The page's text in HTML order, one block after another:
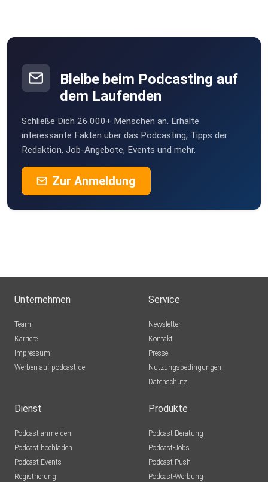
Bleibe beim Podcasting auf
dem Laufenden
Schließe Dich 26.000+ Menschen an. Erhalte
interessante Fakten über das Podcasting, Tipps der
Redaktion, Job-Angebote, Events und mehr.
Zur Anmeldung
Unternehmen
Team
Karriere
Impressum
Werben auf podcast.de
Service
Newsletter
Kontakt
Presse
Nutzungsbedingungen
Datenschutz
Dienst
Podcast anmelden
Podcast hochladen
Podcast-Events
Registrierung
Produkte
Podcast-Beratung
Podcast-Jobs
Podcast-Push
Podcast-Werbung